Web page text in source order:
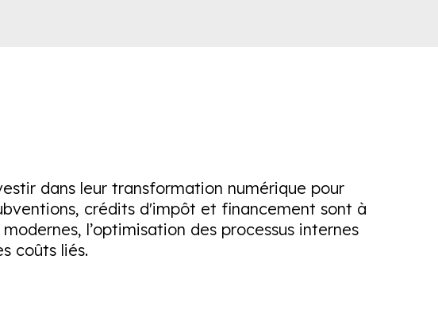
dans leur transformation numérique pour
crédits d'impôt et financement sont à
l’optimisation des processus internes
coûts liés.